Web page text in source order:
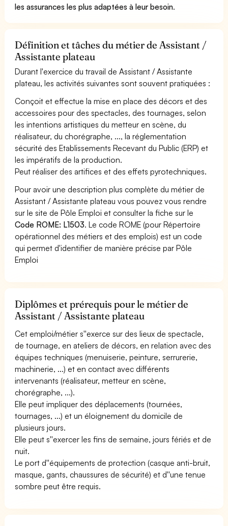
les assurances les plus adaptées à leur besoin.
Définition et tâches du métier de Assistant /
Assistante plateau
Durant l'exercice du travail de Assistant / Assistante
plateau, les activités suivantes sont souvent pratiquées :
Conçoit et effectue la mise en place des décors et des
accessoires pour des spectacles, des tournages, selon
les intentions artistiques du metteur en scène, du
réalisateur, du chorégraphe, ..., la réglementation
sécurité des Etablissements Recevant du Public (ERP) et
les impératifs de la production.
Peut réaliser des artifices et des effets pyrotechniques.
Pour avoir une description plus complète du métier de
Assistant / Assistante plateau vous pouvez vous rendre
sur le site de Pôle Emploi et consulter la fiche sur le
Code ROME: L1503. Le code ROME (pour Répertoire
opérationnel des métiers et des emplois) est un code
qui permet d'identifier de manière précise par Pôle
Emploi
Diplômes et prérequis pour le métier de
Assistant / Assistante plateau
Cet emploi/métier s''exerce sur des lieux de spectacle,
de tournage, en ateliers de décors, en relation avec des
équipes techniques (menuiserie, peinture, serrurerie,
machinerie, ...) et en contact avec différents
intervenants (réalisateur, metteur en scène,
chorégraphe, ...).
Elle peut impliquer des déplacements (tournées,
tournages, ...) et un éloignement du domicile de
plusieurs jours.
Elle peut s''exercer les fins de semaine, jours fériés et de
nuit.
Le port d''équipements de protection (casque anti-bruit,
masque, gants, chaussures de sécurité) et d''une tenue
sombre peut être requis.